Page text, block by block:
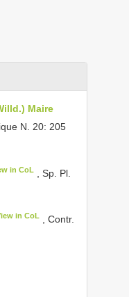
Maire
N. 20: 205
in CoL
, Sp. Pl.
in CoL
, Contr.